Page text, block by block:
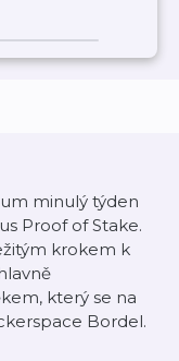
minulý týden
Proof of Stake.
krokem k
který se na
Bordel.